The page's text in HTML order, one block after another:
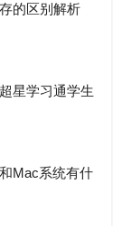
的区别解析
星学习通学生
Mac系统有什